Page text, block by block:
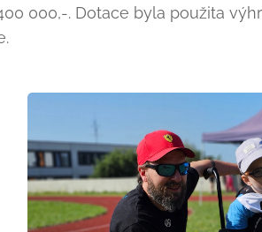
000,-. Dotace byla použita